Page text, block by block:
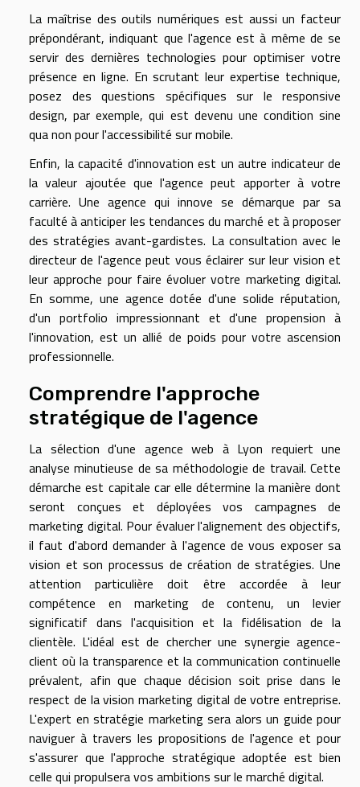
La maîtrise des outils numériques est aussi un facteur
prépondérant, indiquant que l'agence est à même de se
servir des dernières technologies pour optimiser votre
présence en ligne. En scrutant leur expertise technique,
posez des questions spécifiques sur le responsive
design, par exemple, qui est devenu une condition sine
qua non pour l'accessibilité sur mobile.
Enfin, la capacité d'innovation est un autre indicateur de
la valeur ajoutée que l'agence peut apporter à votre
carrière. Une agence qui innove se démarque par sa
faculté à anticiper les tendances du marché et à proposer
des stratégies avant-gardistes. La consultation avec le
directeur de l'agence peut vous éclairer sur leur vision et
leur approche pour faire évoluer votre marketing digital.
En somme, une agence dotée d'une solide réputation,
d'un portfolio impressionnant et d'une propension à
l'innovation, est un allié de poids pour votre ascension
professionnelle.
Comprendre l'approche
stratégique de l'agence
La sélection d'une agence web à Lyon requiert une
analyse minutieuse de sa méthodologie de travail. Cette
démarche est capitale car elle détermine la manière dont
seront conçues et déployées vos campagnes de
marketing digital. Pour évaluer l'alignement des objectifs,
il faut d'abord demander à l'agence de vous exposer sa
vision et son processus de création de stratégies. Une
attention particulière doit être accordée à leur
compétence en marketing de contenu, un levier
significatif dans l'acquisition et la fidélisation de la
clientèle. L'idéal est de chercher une synergie agence-
client où la transparence et la communication continuelle
prévalent, afin que chaque décision soit prise dans le
respect de la vision marketing digital de votre entreprise.
L'expert en stratégie marketing sera alors un guide pour
naviguer à travers les propositions de l'agence et pour
s'assurer que l'approche stratégique adoptée est bien
celle qui propulsera vos ambitions sur le marché digital.